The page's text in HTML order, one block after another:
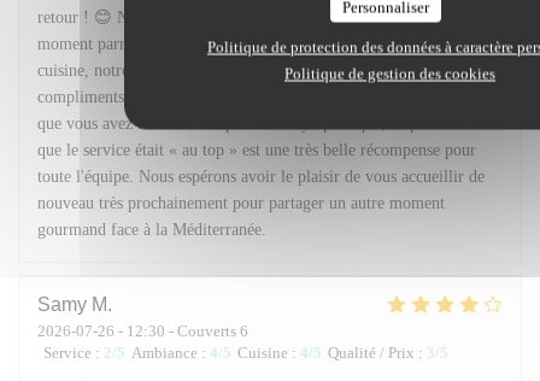
Personnaliser
Politique de protection des données à caractère
Politique de gestion des cookies
retour ! 😊 Nous sommes ravis que vous ayez passé un agréable
moment parmi nous et que vous ayez apprécié la qualité de notre
cuisine, notre cadre ainsi que l'accueil de notre équipe. Vos
compliments sur le service nous touchent particulièrement. Savoir
que vous avez trouvé notre personnel sympathique, disponible et
que le service était « au top » est une très belle récompense pour
toute l'équipe. Nous espérons avoir le plaisir de vous accueillir de
nouveau très prochainement pour partager un autre moment
gourmand face à la Méditerranée.
Samy M
2026-07-26 - 12:30 - Couverts 6
Service : 2/5 Ambiance : 4/5 Cuisine : 4/5 Qualité / Prix : 3/5